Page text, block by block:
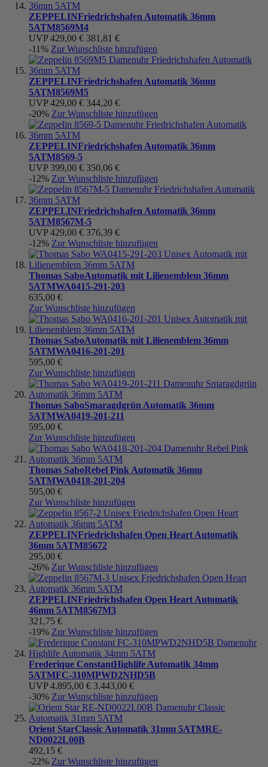
ZEPPELINFriedrichshafen Automatik 36mm
5ATM8569M4
UVP 429,00 € 381,81 €
-11% Zur Wunschliste hinzufügen
ZEPPELINFriedrichshafen Automatik 36mm
5ATM8569M5
UVP 429,00 € 344,20 €
-20% Zur Wunschliste hinzufügen
ZEPPELINFriedrichshafen Automatik 36mm
5ATM8569-5
UVP 399,00 € 350,06 €
-12% Zur Wunschliste hinzufügen
ZEPPELINFriedrichshafen Automatik 36mm
5ATM8567M-5
UVP 429,00 € 376,39 €
-12% Zur Wunschliste hinzufügen
Thomas SaboAutomatik mit Lilienemblem 36mm
5ATMWA0415-291-203
635,00 €
Zur Wunschliste hinzufügen
Thomas SaboAutomatik mit Lilienemblem 36mm
5ATMWA0416-201-201
595,00 €
Zur Wunschliste hinzufügen
Thomas SaboSmaragdgrün Automatik 36mm
5ATMWA0419-201-211
595,00 €
Zur Wunschliste hinzufügen
Thomas SaboRebel Pink Automatik 36mm
5ATMWA0418-201-204
595,00 €
Zur Wunschliste hinzufügen
ZEPPELINFriedrichshafen Open Heart Automatik
36mm 5ATM85672
295,00 €
-26% Zur Wunschliste hinzufügen
ZEPPELINFriedrichshafen Open Heart Automatik
46mm 5ATM8567M3
321,75 €
-19% Zur Wunschliste hinzufügen
Frederique ConstantHighlife Automatik 34mm
5ATMFC-310MPWD2NHD5B
UVP 4.895,00 € 3.443,00 €
-30% Zur Wunschliste hinzufügen
Orient StarClassic Automatik 31mm 5ATMRE-
ND0022L00B
492,15 €
-22% Zur Wunschliste hinzufügen